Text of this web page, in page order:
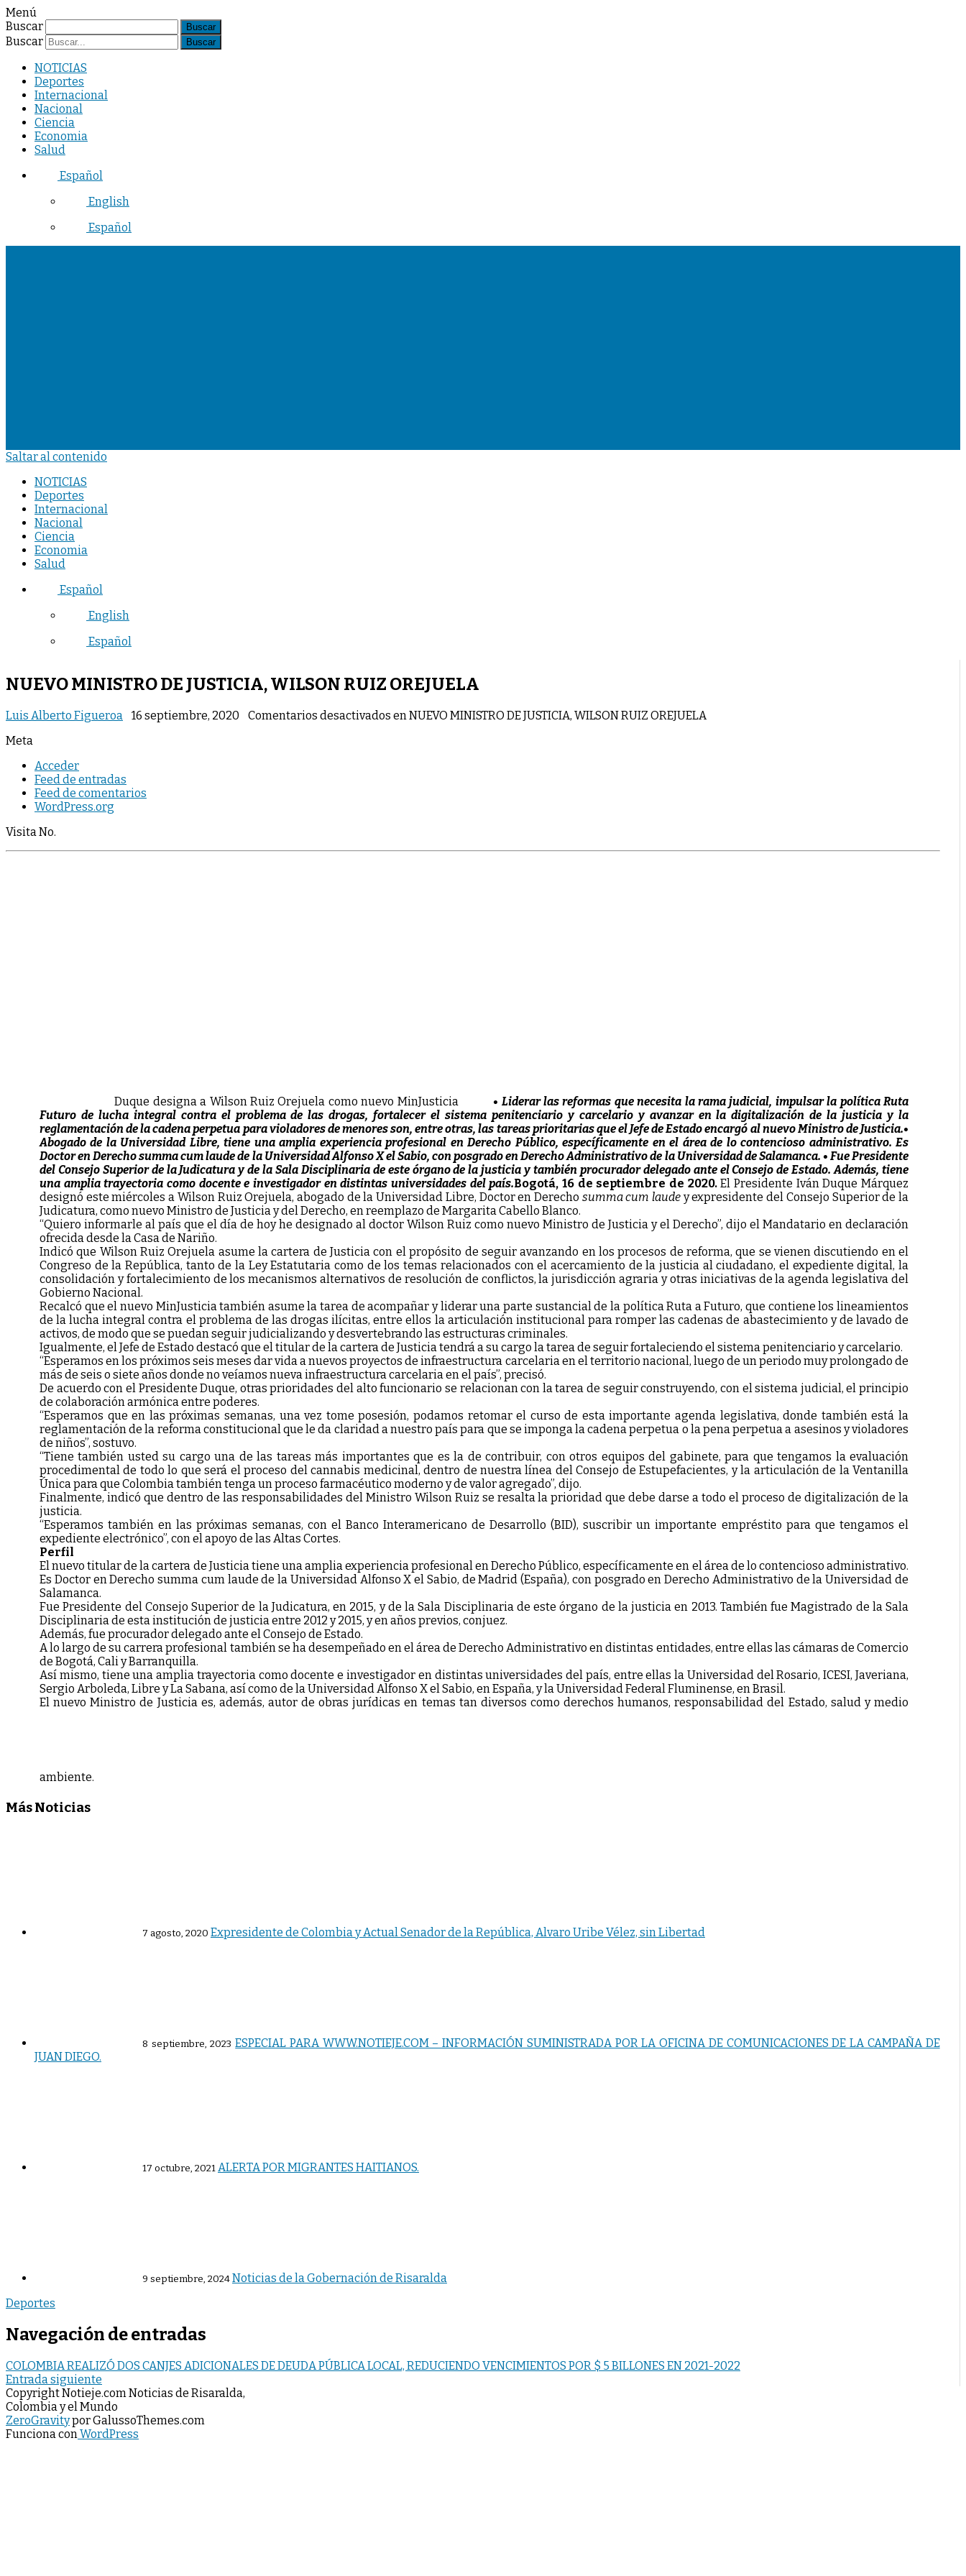
Menú
Buscar
Buscar
NOTICIAS
Deportes
Internacional
Nacional
Ciencia
Economia
Salud
Español
English
Español
Saltar al contenido
NOTICIAS
Deportes
Internacional
Nacional
Ciencia
Economia
Salud
Español
English
Español
NUEVO MINISTRO DE JUSTICIA, WILSON RUIZ OREJUELA
Luis Alberto Figueroa 16 septiembre, 2020 Comentarios desactivados en NUEVO MINISTRO DE JUSTICIA, WILSON RUIZ OREJUELA
Meta
Acceder
Feed de entradas
Feed de comentarios
WordPress.org
Visita No.
Duque designa a Wilson Ruiz Orejuela como nuevo MinJusticia • Liderar las reformas que necesita la rama judicial, impulsar la política Ruta
Futuro de lucha integral contra el problema de las drogas, fortalecer el sistema penitenciario y carcelario y avanzar en la digitalización de la justicia y la
reglamentación de la cadena perpetua para violadores de menores son, entre otras, las tareas prioritarias que el Jefe de Estado encargó al nuevo Ministro de Justicia.•
Abogado de la Universidad Libre, tiene una amplia experiencia profesional en Derecho Público, específicamente en el área de lo contencioso administrativo. Es
Doctor en Derecho summa cum laude de la Universidad Alfonso X el Sabio, con posgrado en Derecho Administrativo de la Universidad de Salamanca. • Fue Presidente
del Consejo Superior de la Judicatura y de la Sala Disciplinaria de este órgano de la justicia y también procurador delegado ante el Consejo de Estado. Además, tiene
una amplia trayectoria como docente e investigador en distintas universidades del país.Bogotá, 16 de septiembre de 2020.El Presidente Iván Duque Márquez
designó este miércoles a Wilson Ruiz Orejuela, abogado de la Universidad Libre, Doctor en Derecho summa cum laude y expresidente del Consejo Superior de la
Judicatura, como nuevo Ministro de Justicia y del Derecho, en reemplazo de Margarita Cabello Blanco.
“Quiero informarle al país que el día de hoy he designado al doctor Wilson Ruiz como nuevo Ministro de Justicia y el Derecho”, dijo el Mandatario en declaración
ofrecida desde la Casa de Nariño.
Indicó que Wilson Ruiz Orejuela asume la cartera de Justicia con el propósito de seguir avanzando en los procesos de reforma, que se vienen discutiendo en el
Congreso de la República, tanto de la Ley Estatutaria como de los temas relacionados con el acercamiento de la justicia al ciudadano, el expediente digital, la
consolidación y fortalecimiento de los mecanismos alternativos de resolución de conflictos, la jurisdicción agraria y otras iniciativas de la agenda legislativa del
Gobierno Nacional.
Recalcó que el nuevo MinJusticia también asume la tarea de acompañar y liderar una parte sustancial de la política Ruta a Futuro, que contiene los lineamientos
de la lucha integral contra el problema de las drogas ilícitas, entre ellos la articulación institucional para romper las cadenas de abastecimiento y de lavado de
activos, de modo que se puedan seguir judicializando y desvertebrando las estructuras criminales.
Igualmente, el Jefe de Estado destacó que el titular de la cartera de Justicia tendrá a su cargo la tarea de seguir fortaleciendo el sistema penitenciario y carcelario.
“Esperamos en los próximos seis meses dar vida a nuevos proyectos de infraestructura carcelaria en el territorio nacional, luego de un periodo muy prolongado de
más de seis o siete años donde no veíamos nueva infraestructura carcelaria en el país”, precisó.
De acuerdo con el Presidente Duque, otras prioridades del alto funcionario se relacionan con la tarea de seguir construyendo, con el sistema judicial, el principio
de colaboración armónica entre poderes.
“Esperamos que en las próximas semanas, una vez tome posesión, podamos retomar el curso de esta importante agenda legislativa, donde también está la
reglamentación de la reforma constitucional que le da claridad a nuestro país para que se imponga la cadena perpetua o la pena perpetua a asesinos y violadores
de niños”, sostuvo.
“Tiene también usted su cargo una de las tareas más importantes que es la de contribuir, con otros equipos del gabinete, para que tengamos la evaluación
procedimental de todo lo que será el proceso del cannabis medicinal, dentro de nuestra línea del Consejo de Estupefacientes, y la articulación de la Ventanilla
Única para que Colombia también tenga un proceso farmacéutico moderno y de valor agregado”, dijo.
Finalmente, indicó que dentro de las responsabilidades del Ministro Wilson Ruiz se resalta la prioridad que debe darse a todo el proceso de digitalización de la
justicia.
“Esperamos también en las próximas semanas, con el Banco Interamericano de Desarrollo (BID), suscribir un importante empréstito para que tengamos el
expediente electrónico”, con el apoyo de las Altas Cortes.
Perfil
El nuevo titular de la cartera de Justicia tiene una amplia experiencia profesional en Derecho Público, específicamente en el área de lo contencioso administrativo.
Es Doctor en Derecho summa cum laude de la Universidad Alfonso X el Sabio, de Madrid (España), con posgrado en Derecho Administrativo de la Universidad de
Salamanca.
Fue Presidente del Consejo Superior de la Judicatura, en 2015, y de la Sala Disciplinaria de este órgano de la justicia en 2013. También fue Magistrado de la Sala
Disciplinaria de esta institución de justicia entre 2012 y 2015, y en años previos, conjuez.
Además, fue procurador delegado ante el Consejo de Estado.
A lo largo de su carrera profesional también se ha desempeñado en el área de Derecho Administrativo en distintas entidades, entre ellas las cámaras de Comercio
de Bogotá, Cali y Barranquilla.
Así mismo, tiene una amplia trayectoria como docente e investigador en distintas universidades del país, entre ellas la Universidad del Rosario, ICESI, Javeriana,
Sergio Arboleda, Libre y La Sabana, así como de la Universidad Alfonso X el Sabio, en España, y la Universidad Federal Fluminense, en Brasil.
El nuevo Ministro de Justicia es, además, autor de obras jurídicas en temas tan diversos como derechos humanos, responsabilidad del Estado, salud y medio
ambiente.
Más Noticias
7 agosto, 2020 Expresidente de Colombia y Actual Senador de la República, Alvaro Uribe Vélez, sin Libertad
8 septiembre, 2023 ESPECIAL PARA WWW.NOTIEJE.COM – INFORMACIÓN SUMINISTRADA POR LA OFICINA DE COMUNICACIONES DE LA CAMPAÑA DE
JUAN DIEGO.
17 octubre, 2021ALERTA POR MIGRANTES HAITIANOS.
9 septiembre, 2024Noticias de la Gobernación de Risaralda
Deportes
Navegación de entradas
COLOMBIA REALIZÓ DOS CANJES ADICIONALES DE DEUDA PÚBLICA LOCAL, REDUCIENDO VENCIMIENTOS POR $ 5 BILLONES EN 2021-2022
Entrada siguiente
Copyright Notieje.com Noticias de Risaralda,
Colombia y el Mundo
ZeroGravitypor GalussoThemes.com
Funciona conWordPress